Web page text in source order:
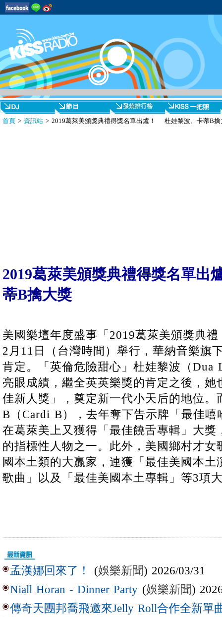
首頁 > 資訊站 > 2019葛萊美頒獎典禮得獎名單出爐！ 杜娃黎波、卡蒂B擒
2019葛萊美頒獎典禮得獎名單
蒂B擒大獎
美國樂壇年度盛事「2019葛萊美頒獎典
2月11日（台灣時間）舉行，華納音樂旗
肯定。「英倫危險甜心」杜娃黎波（Dua
亮眼成績，繼全英英樂獎的肯定之後，
佳新人獎」，奠定新一代小天后的地位。
B（Cardi B），去年奪下告示牌「最佳
在葛萊美上又獲得「最佳饒舌專輯」大獎
的指標性人物之一。此外，美國鄉村才
國本土類的大贏家，連獲「最佳美國本
歌曲」以及「最佳美國本土專輯」等3項
孟漢娜回來了！ (娛樂新聞) 2026/03/31
Niall Horan - Dinner Party (娛樂新聞)
傳奇天團邦喬飛邀來Jelly Roll合作全新單